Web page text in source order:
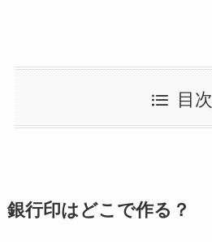
目次
銀行印はどこで作る？